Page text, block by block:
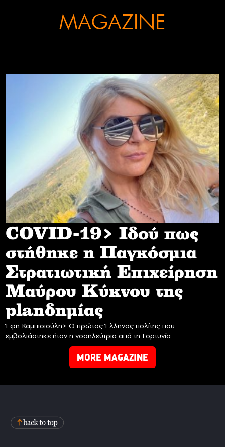
MAGAZINE
COVID-19> Iδού πως
στήθηκε η Παγκόσμια
Στρατιωτική Επιχείρηση
Mαύρου Κύκνου της
planδημίας
Έφη Καμπισιούλη> Ο πρώτος Έλληνας πολίτης που
εμβολιάστηκε ήταν η νοσηλεύτρια από τη Γορτυνία
MORE MAGAZINE